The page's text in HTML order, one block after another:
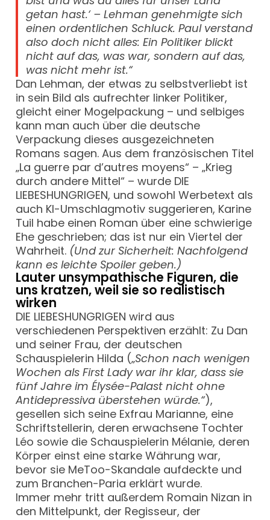
getan hast.‘ – Lehman genehmigte sich
einen ordentlichen Schluck. Paul verstand
also doch nicht alles: Ein Politiker blickt
nicht auf das, was war, sondern auf das,
was nicht mehr ist.“
Dan Lehman, der etwas zu selbstverliebt ist
in sein Bild als aufrechter linker Politiker,
gleicht einer Mogelpackung – und selbiges
kann man auch über die deutsche
Verpackung dieses ausgezeichneten
Romans sagen. Aus dem französischen Titel
„La guerre par d’autres moyens“ – „Krieg
durch andere Mittel“ – wurde DIE
LIEBESHUNGRIGEN, und sowohl Werbetext als
auch KI-Umschlagmotiv suggerieren, Karine
Tuil habe einen Roman über eine schwierige
Ehe geschrieben; das ist nur ein Viertel der
Wahrheit. (Und zur Sicherheit: Nachfolgend
kann es leichte Spoiler geben.)
Lauter unsympathische Figuren, die
uns kratzen, weil sie so realistisch
wirken
DIE LIEBESHUNGRIGEN wird aus
verschiedenen Perspektiven erzählt: Zu Dan
und seiner Frau, der deutschen
Schauspielerin Hilda („Schon nach wenigen
Wochen als First Lady war ihr klar, dass sie
fünf Jahre im Élysée-Palast nicht ohne
Antidepressiva überstehen würde.“),
gesellen sich seine Exfrau Marianne, eine
Schriftstellerin, deren erwachsene Tochter
Léo sowie die Schauspielerin Mélanie, deren
Körper einst eine starke Währung war,
bevor sie MeToo-Skandale aufdeckte und
zum Branchen-Paria erklärt wurde.
Immer mehr tritt außerdem Romain Nizan in
den Mittelpunkt, der Regisseur, der